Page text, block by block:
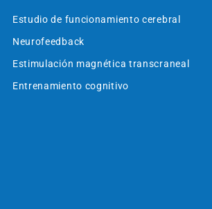
Estudio de funcionamiento cerebral
Neurofeedback
Estimulación magnética transcraneal
Entrenamiento cognitivo